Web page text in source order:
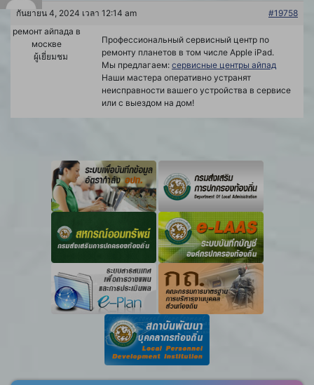
กันยายน 4, 2024 เวลา 12:14 am
#19758
ремонт айпада в
москве
ผู้เยี่ยมชม
Профессиональный сервисный центр по
ремонту планетов в том числе Apple iPad.
Мы предлагаем: сервисные центры айпад
Наши мастера оперативно устранят
неисправности вашего устройства в сервисе
или с выездом на дом!